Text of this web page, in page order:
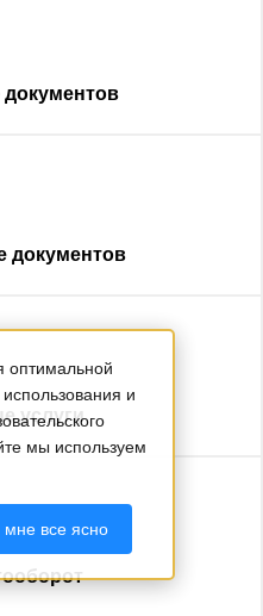
документов
услуги
оптимальной
и
мы используем
мне все ясно